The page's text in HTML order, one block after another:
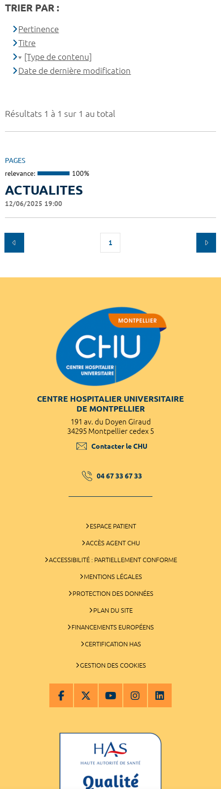
Résultats 1 à 1 sur 1 au total
PAGES
relevance: 100%
ACTUALITES
12/06/2025 19:00
1
TRIER PAR :
Pertinence
Titre
[Type de contenu]
Date de dernière modification
CENTRE HOSPITALIER UNIVERSITAIRE
DE MONTPELLIER
191 av. du Doyen Giraud
34295 Montpellier cedex 5
Contacter le CHU
04 67 33 67 33
ESPACE PATIENT
ACCÈS AGENT CHU
ACCESSIBILITÉ : PARTIELLEMENT CONFORME
MENTIONS LÉGALES
PROTECTION DES DONNÉES
PLAN DU SITE
FINANCEMENTS EUROPÉENS
CERTIFICATION HAS
GESTION DES COOKIES